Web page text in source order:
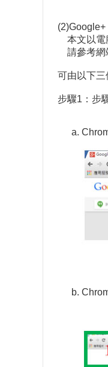
(2)Google+
本文以電
請參考網
可由以下三
步驟1：步